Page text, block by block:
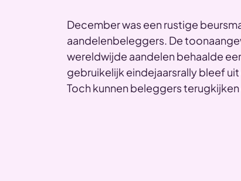
December was een rustige
aandelenbeleggers. De
wereldwijde aandelen behaalde
gebruikelijk eindejaarsrally bleef
Toch kunnen beleggers